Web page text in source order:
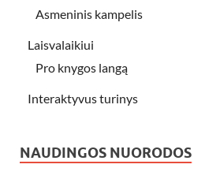
Asmeninis kampelis
Laisvalaikiui
Pro knygos langą
Interaktyvus turinys
NAUDINGOS NUORODOS